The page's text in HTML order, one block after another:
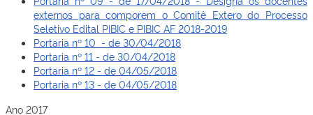
externos para comporem o Comitê Extero do Processo
Seletivo Edital PIBIC e PIBIC AF 2018-2019
Portaria nº 10 - de 30/04/2018
Portaria nº 11 - de 30/04/2018
Portaria nº 12 - de 04/05/2018
Portaria nº 13 - de 04/05/2018
Ano 2017